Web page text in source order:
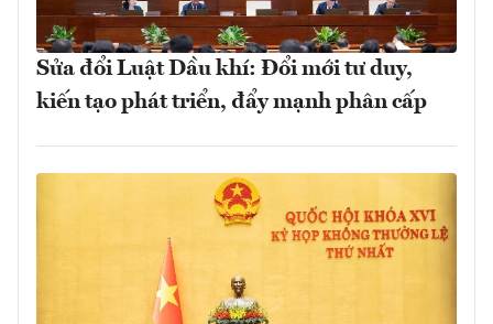
Sửa đổi Luật Dầu khí: Đổi mới tư duy,
kiến tạo phát triển, đẩy mạnh phân cấp